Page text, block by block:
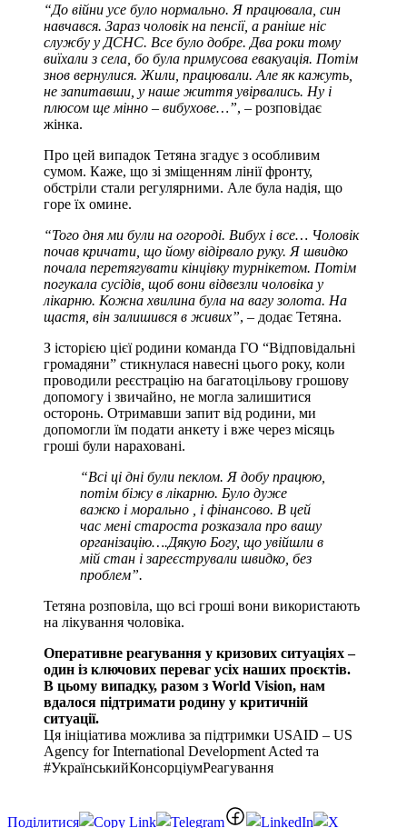
“До війни усе було нормально. Я працювала, син
навчався. Зараз чоловік на пенсії, а раніше ніс
службу у ДСНС. Все було добре. Два роки тому
виїхали з села, бо була примусова евакуація. Потім
знов вернулися. Жили, працювали. Але як кажуть,
не запитавши, у наше життя увірвались. Ну і
плюсом ще мінно – вибухове…”, – розповідає
жінка.
Про цей випадок Тетяна згадує з особливим
сумом. Каже, що зі зміщенням лінії фронту,
обстріли стали регулярними. Але була надія, що
горе їх омине.
“Того дня ми були на огороді. Вибух і все… Чоловік
почав кричати, що йому відірвало руку. Я швидко
почала перетягувати кінцівку турнікетом. Потім
погукала сусідів, щоб вони відвезли чоловіка у
лікарню. Кожна хвилина була на вагу золота. На
щастя, він залишився в живих”, – додає Тетяна.
З історією цієї родини команда ГО “Відповідальні
громадяни” стикнулася навесні цього року, коли
проводили реєстрацію на багатоцільову грошову
допомогу і звичайно, не могла залишитися
осторонь. Отримавши запит від родини, ми
допомогли їм подати анкету і вже через місяць
гроші були нараховані.
“Всі ці дні були пеклом. Я добу працюю,
потім біжу в лікарню. Було дуже
важко і морально , і фінансово. В цей
час мені староста розказала про вашу
організацію….Дякую Богу, що увійшли в
мій стан і зареєстрували швидко, без
проблем”.
Тетяна розповіла, що всі гроші вони використають
на лікування чоловіка.
Оперативне реагування у кризових ситуаціях –
один із ключових переваг усіх наших проєктів.
В цьому випадку, разом з World Vision, нам
вдалося підтримати родину у критичній
ситуації.
Ця ініціатива можлива за підтримки USAID – US
Agency for International Development Acted та
#УкраїнськийКонсорціумРеагування